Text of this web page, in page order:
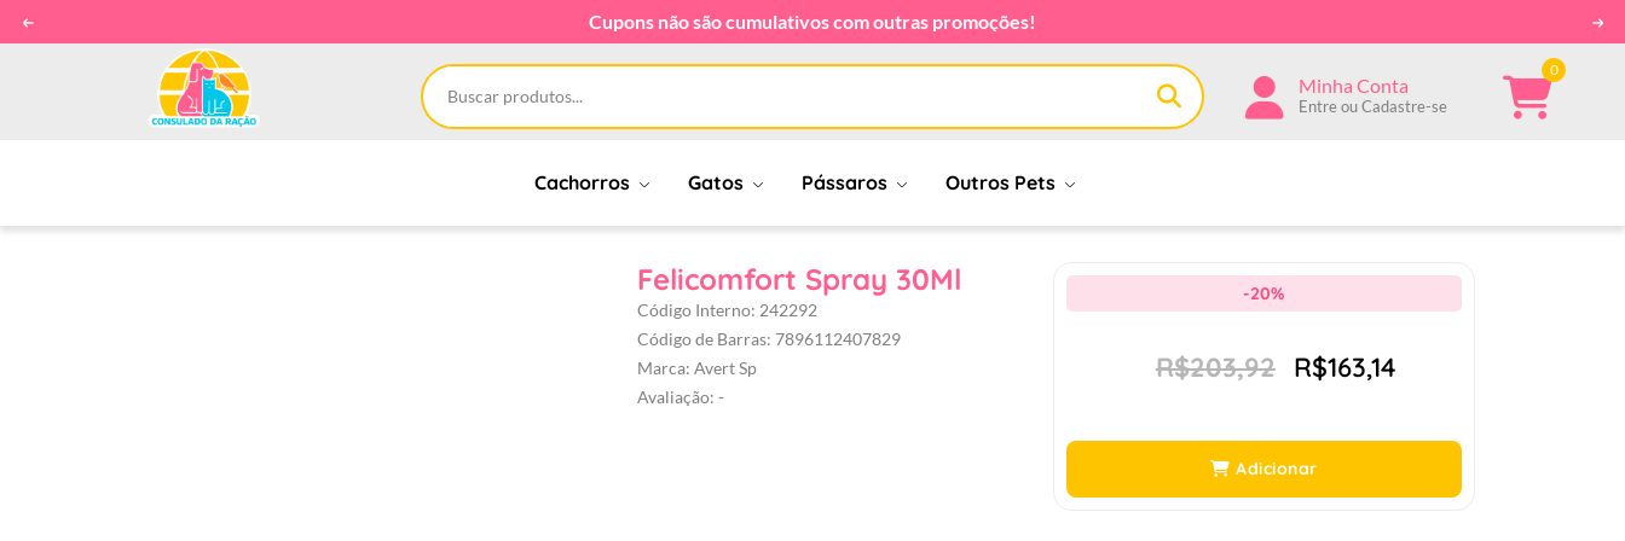
Cupons não são cumulativos com outras promoções!
Minha Conta
Entre ou Cadastre-se
0
Cachorros Gatos Pássaros Outros Pets
Felicomfort Spray 30Ml
Código Interno: 242292
Código de Barras: 7896112407829
Marca: Avert Sp
Avaliação: -
-20%
R$203,92 R$163,14
Adicionar